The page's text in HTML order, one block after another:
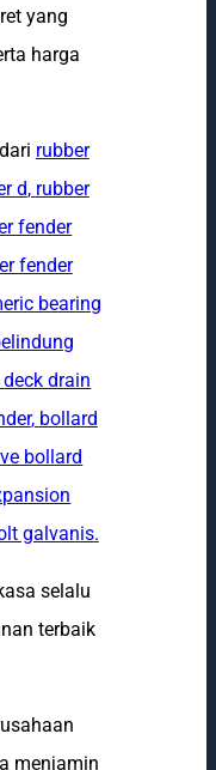
yang
harga
rubber
d, rubber
fender
fender
bearing
deck drain
, bollard
bollard
galvanis.
selalu
terbaik
menjamin